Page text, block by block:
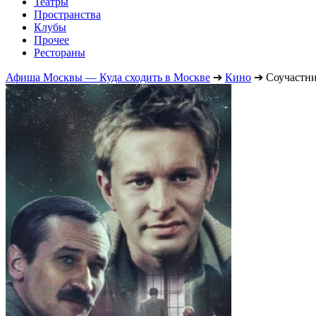
Пространства
Клубы
Прочее
Рестораны
Афиша Москвы — Куда сходить в Москве ➔ Кино ➔